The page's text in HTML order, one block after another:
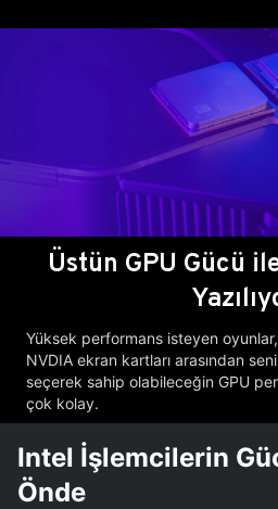
Üstün GPU Gücü
Yüksek performans isteyen
NVDIA ekran kartları arasından
seçerek sahip olabileceğin GPU
çok kolay.
Intel İşlemcilerin
Önde